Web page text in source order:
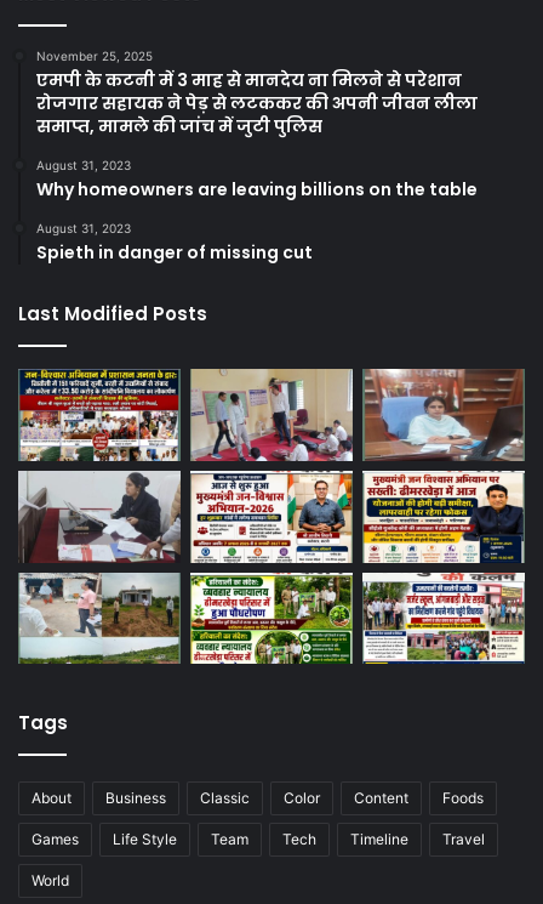
November 25, 2025
एमपी के कटनी में 3 माह से मानदेय ना मिलने से परेशान
रोजगार सहायक ने पेड़ से लटककर की अपनी जीवन लीला
समाप्त, मामले की जांच में जुटी पुलिस
August 31, 2023
Why homeowners are leaving billions on the table
August 31, 2023
Spieth in danger of missing cut
Last Modified Posts
Tags
About Business Classic Color Content Foods
Games Life Style Team Tech Timeline Travel
World